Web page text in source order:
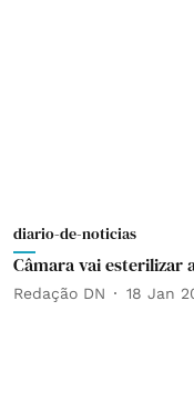
diario-de-noticias
Câmara vai esterilizar
Redação DN 18 Jan